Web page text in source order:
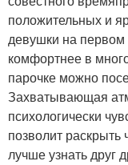
положительных и
девушки на первом
комфортнее в
парочке можно
Захватывающая
психологически
позволит раскрыть
лучше узнать друг